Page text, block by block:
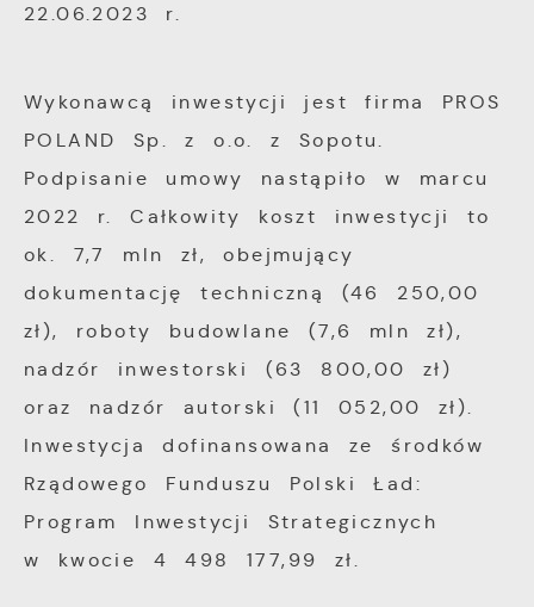
22.06.2023 r.
Wykonawcą inwestycji jest firma PROS
POLAND Sp. z o.o. z Sopotu.
Podpisanie umowy nastąpiło w marcu
2022 r. Całkowity koszt inwestycji to
ok. 7,7 mln zł, obejmujący
dokumentację techniczną (46 250,00
zł), roboty budowlane (7,6 mln zł),
nadzór inwestorski (63 800,00 zł)
oraz nadzór autorski (11 052,00 zł).
Inwestycja dofinansowana ze środków
Rządowego Funduszu Polski Ład:
Program Inwestycji Strategicznych
w kwocie 4 498 177,99 zł.
względem ich popularności wśród
Wyrażenie zgody na analityczne pliki
cookies gwarantuje dostępność wszystkich
funkcjonalności.
aktualności na stronach naszych partnerów.
prezentowania Ci naszych komunikatów na
podstawie analizy Twoich upodobań oraz
Twoich zwyczajów dotyczących przeglądanej
witryny internetowej. Treści promocyjne
mogą pojawić się na stronach podmiotów
trzecich lub firm będących naszymi
Firmy te działają w charakterze
pośredników prezentujących nasze treści w
postaci wiadomości, ofert, komunikatów
mediów społecznościowych.
Więcej